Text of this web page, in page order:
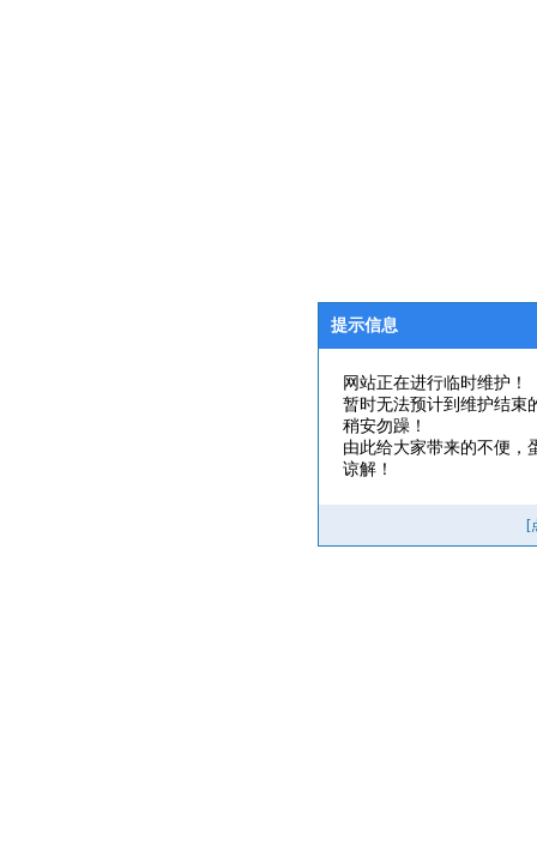
提示信息
网站正在进行临时维护！
暂时无法预计到维护结束
稍安勿躁！
由此给大家带来的不便，
谅解！
[